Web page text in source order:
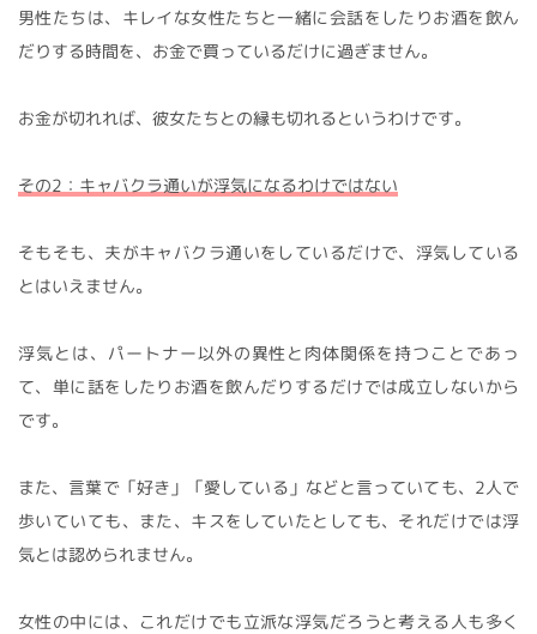
男性たちは、キレイな女性たちと一緒に会話をしたりお酒を飲ん
だりする時間を、お金で買っているだけに過ぎません。
お金が切れれば、彼女たちとの縁も切れるというわけです。
その2：キャバクラ通いが浮気になるわけではない
そもそも、夫がキャバクラ通いをしているだけで、浮気している
とはいえません。
浮気とは、パートナー以外の異性と肉体関係を持つことであっ
て、単に話をしたりお酒を飲んだりするだけでは成立しないから
です。
また、言葉で「好き」「愛している」などと言っていても、2人で
歩いていても、また、キスをしていたとしても、それだけでは浮
気とは認められません。
女性の中には、これだけでも立派な浮気だろうと考える人も多く